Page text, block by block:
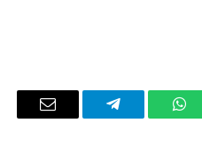
واتساب تيلقرام
البريد